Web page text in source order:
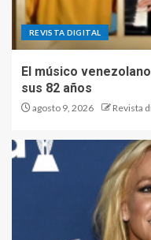
REVISTA DIGITAL
El músico
sus 82 años
agosto 9, 2026 Revista